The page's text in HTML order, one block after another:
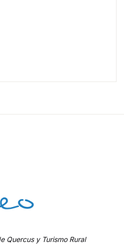
Quercus y Turismo Rural